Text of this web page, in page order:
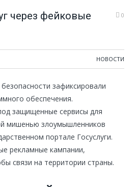
через фейковые
0
НОВОСТИ
зафиксировали
обеспечения.
защищенные сервисы для
мишенью злоумышленников
портале Госуслуги.
рекламные кампании,
связи на территории страны.